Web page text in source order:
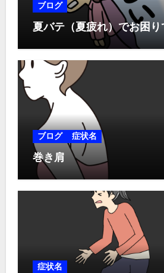
ブログ
夏バテ（夏疲れ）でお困り
ブログ 症状名
巻き肩
症状名